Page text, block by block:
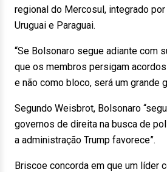
regional do Mercosul, integrado por
Uruguai e Paraguai.
“Se Bolsonaro segue adiante com
que os membros persigam
e não como bloco, será um grande
Segundo Weisbrot, Bolsonaro
governos de direita na busca de
a administração Trump favorece”.
Briscoe concorda em que um líder